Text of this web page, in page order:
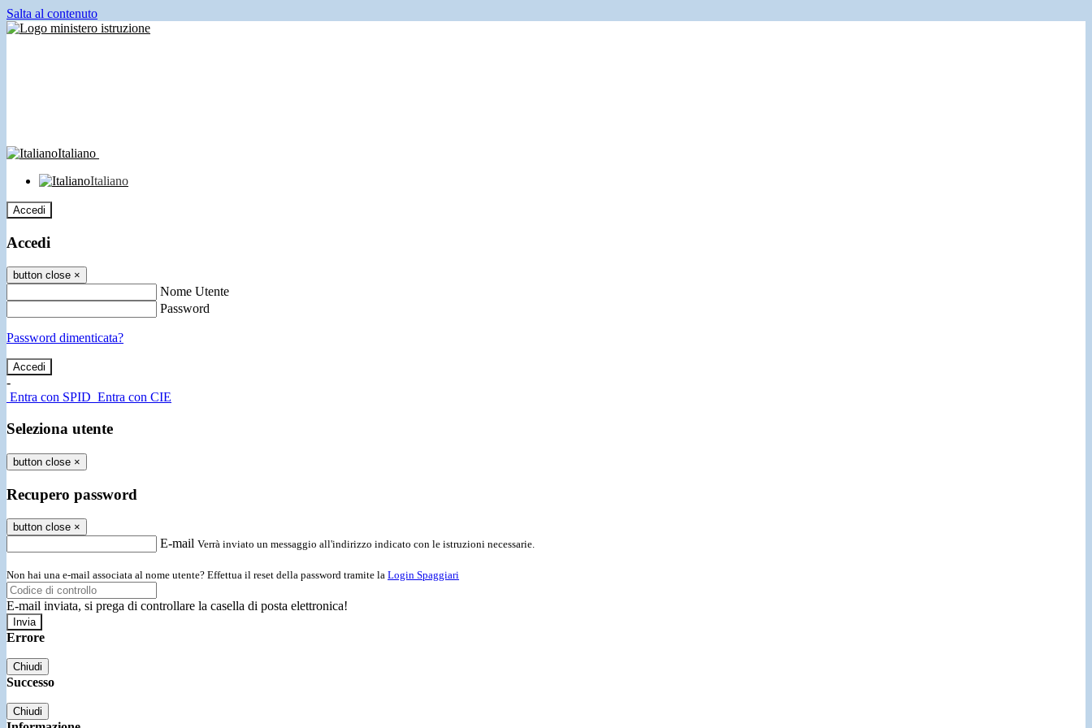
Salta al contenuto
Italiano
Italiano
Accedi
Accedi
button close ×
Nome Utente
Password
Password dimenticata?
-
Entra con SPID Entra con CIE
Seleziona utente
button close ×
Recupero password
button close ×
E-mail Verrà inviato un messaggio all'indirizzo indicato con le istruzioni necessarie.
Non hai una e-mail associata al nome utente? Effettua il reset della password tramite la Login Spaggiari
E-mail inviata, si prega di controllare la casella di posta elettronica!
Errore
Chiudi
Successo
Chiudi